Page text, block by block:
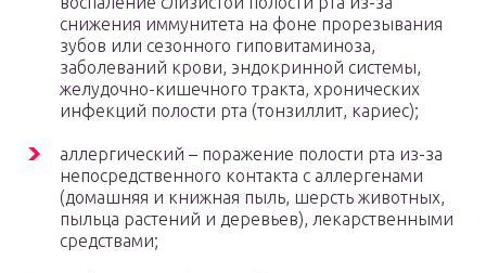
снижения иммунитета на фоне прорезывания
зубов или сезонного гиповитаминоза,
заболеваний крови, эндокринной системы,
желудочно-кишечного тракта, хронических
инфекций полости рта (тонзиллит, кариес);
аллергический – поражение полости рта из-за
непосредственного контакта с аллергенами
(домашняя и книжная пыль, шерсть животных,
пыльца растений и деревьев), лекарственными
средствами;